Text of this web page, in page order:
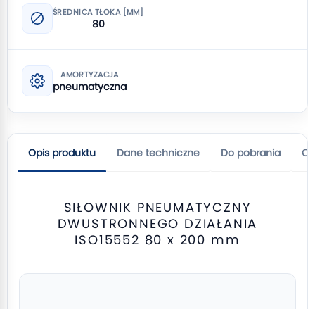
ŚREDNICA TŁOKA [MM]
80
AMORTYZACJA
pneumatyczna
Opis produktu Dane techniczne Do pobrania
SIŁOWNIK PNEUMATYCZNY
DWUSTRONNEGO DZIAŁANIA
ISO15552 80 x 200 mm